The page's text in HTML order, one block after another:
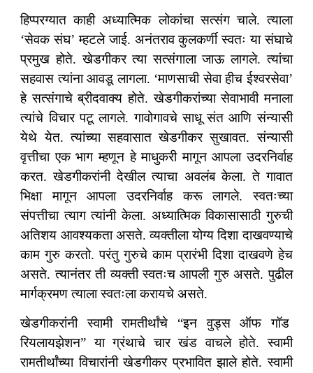
हिप्परग्यात काही अध्यात्मिक लोकांचा सत्संग चाले. त्याला
‘सेवक संघ’ म्हटले जाई. अनंतराव कुलकर्णी स्वतः या संघाचे
प्रमुख होते. खेडगीकर त्या सत्संगाला जाऊ लागले. त्यांचा
सहवास त्यांना आवडू लागला. ‘माणसाची सेवा हीच ईश्वरसेवा’
हे सत्संगाचे ब्रीदवाक्य होते. खेडगीकरांच्या सेवाभावी मनाला
त्यांचे विचार पटू लागले. गावोगावचे साधू संत आणि संन्यासी
येथे येत. त्यांच्या सहवासात खेडगीकर सुखावत. संन्यासी
वृत्तीचा एक भाग म्हणून हे माधुकरी मागून आपला उदरनिर्वाह
करत. खेडगीकरांनी देखील त्याचा अवलंब केला. ते गावात
भिक्षा मागून आपला उदरनिर्वाह करू लागले. स्वतःच्या
संपत्तीचा त्याग त्यांनी केला. अध्यात्मिक विकासासाठी गुरुची
अतिशय आवश्यकता असते. व्यक्तीला योग्य दिशा दाखवण्याचे
काम गुरु करतो. परंतु गुरुचे काम प्रारंभी दिशा दाखवणे हेच
असते. त्यानंतर ती व्यक्ती स्वतःच आपली गुरु असते. पुढील
मार्गक्रमण त्याला स्वतःला करायचे असते.
खेडगीकरांनी स्वामी रामतीर्थांचे “इन वुड्स ऑफ गॉड
रियलायझेशन” या ग्रंथाचे चार खंड वाचले होते. स्वामी
रामतीर्थांच्या विचारांनी खेडगीकर प्रभावित झाले होते. स्वामी